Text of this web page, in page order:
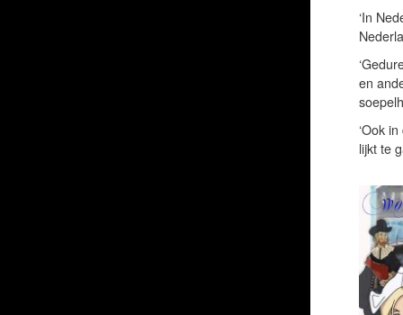
‘In
en
‘Ook
lijkt te